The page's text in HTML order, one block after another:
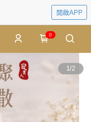
開啟APP
0
1/2